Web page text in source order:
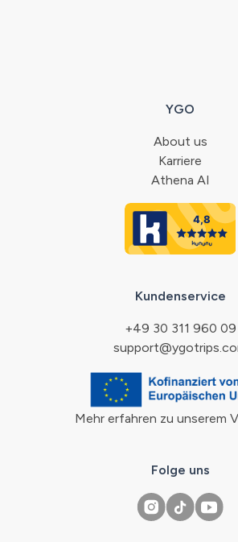
YGO
About us
Karriere
Athena AI
Kundenservice
+49 30 311 960 09
Mehr erfahren zu unserem
Folge uns